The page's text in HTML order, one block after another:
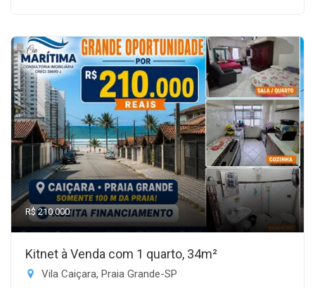
R$ 210.000
Kitnet à Venda com 1 quarto, 34m²
Vila Caiçara, Praia Grande-SP